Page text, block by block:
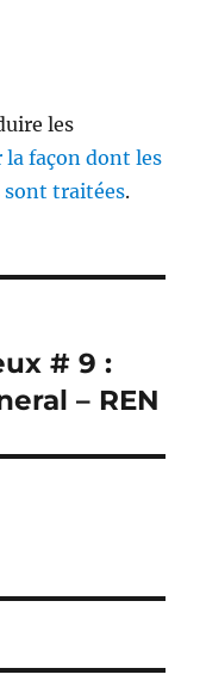
les
la façon dont les
sont traitées.
# 9 :
– REN